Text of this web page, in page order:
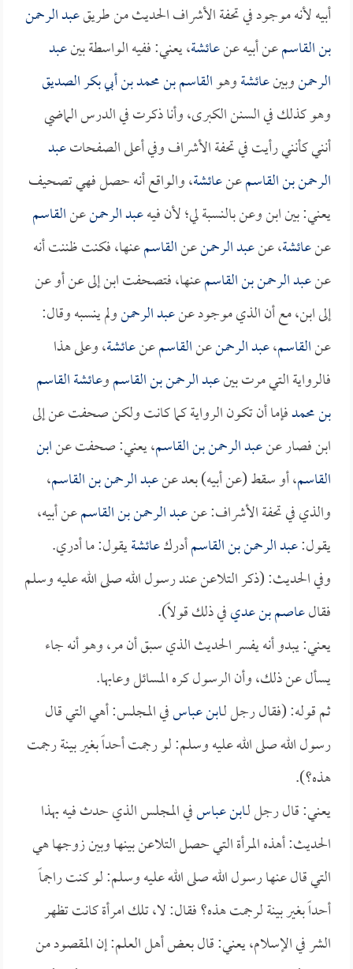
أبيه لأنه موجود في تحفة الأشراف الحديث من طريقعبد الرحمن
بن القاسمعن أبيه عنعائشة، يعني: ففيه الواسطة بينعبد
الرحمنوبينعائشةوهوالقاسم بن محمد بن أبي بكر الصديق
وهو كذلك في السنن الكبرى، وأنا ذكرت في الدرس الماضي
أنني كأنني رأيت في تحفة الأشراف وفي أعلى الصفحاتعبد
الرحمن بن القاسمعنعائشة، والواقع أنه حصل فهي تصحيف
يعني: بين ابن وعن بالنسبة لي؛ لأن فيهعبد الرحمنعنالقاسم
عنعائشة، عنعبد الرحمنعنالقاسمعنها، فكنت ظننت أنه
عنعبد الرحمن بن القاسمعنها، فتصحفت ابن إلى عن أو عن
إلى ابن، مع أن الذي موجود عنعبد الرحمنولم ينسبه وقال:
عنالقاسم،عبد الرحمنعنالقاسمعنعائشة، وعلى هذا
فالرواية التي مرت بينعبد الرحمن بن القاسموعائشةالقاسم
بن محمدفإما أن تكون الرواية كما كانت ولكن صحفت عن إلى
ابن فصار عنعبد الرحمن بن القاسم، يعني: صحفت عنابن
القاسم، أو سقط (عن أبيه) بعد عنعبد الرحمن بن القاسم،
والذي في تحفة الأشراف: عنعبد الرحمن بن القاسمعن أبيه،
يقول:عبد الرحمن بن القاسمأدركعائشةيقول: ما أدري.
وفي الحديث: (ذكر التلاعن عند رسول الله صلى الله عليه وسلم
فقالعاصم بن عديفي ذلك قولاً).
يعني: يبدو أنه يفسر الحديث الذي سبق أن مر، وهو أنه جاء
يسأل عن ذلك، وأن الرسول كره المسائل وعابها.
ثم قوله: (فقال رجل لـابن عباسفي المجلس: أهي التي قال
رسول الله صلى الله عليه وسلم: لو رجمت أحداً بغير بينة رجمت
هذه؟).
يعني: قال رجل لـابن عباسفي المجلس الذي حدث فيه بهذا
الحديث: أهذه المرأة التي حصل التلاعن بينها وبين زوجها هي
التي قال عنها رسول الله صلى الله عليه وسلم: لو كنت راجماً
أحداً بغير بينة لرجمت هذه؟ فقال: لا، تلك امرأة كانت تظهر
الشر في الإسلام، يعني: قال بعض أهل العلم: إن المقصود من